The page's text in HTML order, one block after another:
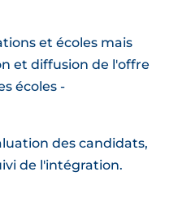
et écoles mais
et diffusion de l'offre
écoles -
des candidats,
de l'intégration.